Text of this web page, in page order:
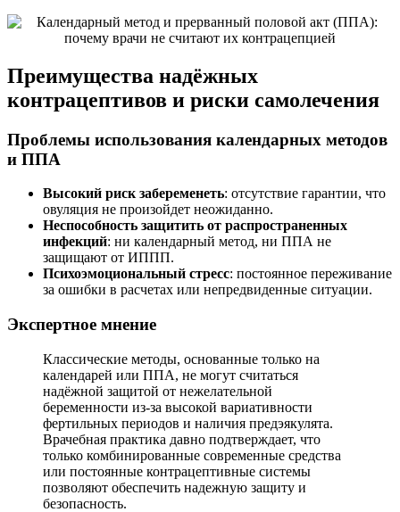
Преимущества надёжных
контрацептивов и риски самолечения
Проблемы использования календарных методов
и ППА
Высокий риск забеременеть: отсутствие гарантии, что
овуляция не произойдет неожиданно.
Неспособность защитить от распространенных
инфекций: ни календарный метод, ни ППА не
защищают от ИППП.
Психоэмоциональный стресс: постоянное переживание
за ошибки в расчетах или непредвиденные ситуации.
Экспертное мнение
Классические методы, основанные только на
календарей или ППА, не могут считаться
надёжной защитой от нежелательной
беременности из-за высокой вариативности
фертильных периодов и наличия предэякулята.
Врачебная практика давно подтверждает, что
только комбинированные современные средства
или постоянные контрацептивные системы
позволяют обеспечить надежную защиту и
безопасность.